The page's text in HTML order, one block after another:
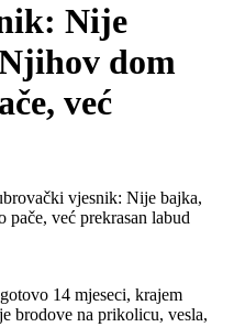
Nije
dom
već
vjesnik: Nije bajka,
već prekrasan labud
14 mjeseci, krajem
brodove na prikolicu, vesla,